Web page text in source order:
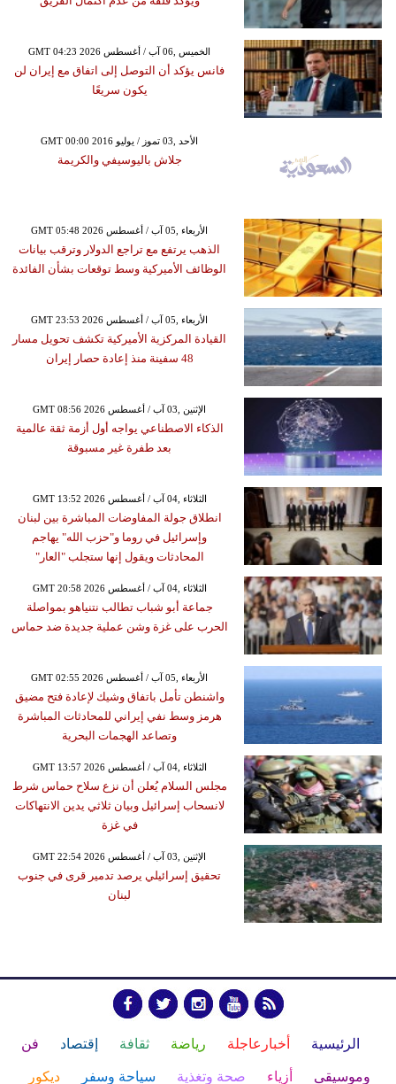
GMT 04:23 2026 الخميس ,06 آب / أغسطس
فانس يؤكد أن التوصل إلى اتفاق مع إيران لن
يكون سريعًا
GMT 00:00 2016 الأحد ,03 تموز / يوليو
جلاش باليوسيفي والكريمة
GMT 05:48 2026 الأربعاء ,05 آب / أغسطس
الذهب يرتفع مع تراجع الدولار وترقب بيانات
الوظائف الأميركية وسط توقعات بشأن الفائدة
GMT 23:53 2026 الأربعاء ,05 آب / أغسطس
القيادة المركزية الأميركية تكشف تحويل مسار
48 سفينة منذ إعادة حصار إيران
GMT 08:56 2026 الإثنين ,03 آب / أغسطس
الذكاء الاصطناعي يواجه أول أزمة ثقة عالمية
بعد طفرة غير مسبوقة
GMT 13:52 2026 الثلاثاء ,04 آب / أغسطس
انطلاق جولة المفاوضات المباشرة بين لبنان
وإسرائيل في روما و"حزب الله" يهاجم
المحادثات ويقول إنها ستجلب "العار"
GMT 20:58 2026 الثلاثاء ,04 آب / أغسطس
جماعة أبو شباب تطالب نتنياهو بمواصلة
الحرب على غزة وشن عملية جديدة ضد حماس
GMT 02:55 2026 الأربعاء ,05 آب / أغسطس
واشنطن تأمل باتفاق وشيك لإعادة فتح مضيق
هرمز وسط نفي إيراني للمحادثات المباشرة
وتصاعد الهجمات البحرية
GMT 13:57 2026 الثلاثاء ,04 آب / أغسطس
مجلس السلام يُعلن أن نزع سلاح حماس شرط
لانسحاب إسرائيل وبيان ثلاثي يدين الانتهاكات
في غزة
GMT 22:54 2026 الإثنين ,03 آب / أغسطس
تحقيق إسرائيلي يرصد تدمير قرى في جنوب
لبنان
الرئيسية أخبارعاجلة رياضة ثقافة إقتصاد فن
وموسيقى أزياء صحة وتغذية سياحة وسفر ديكور